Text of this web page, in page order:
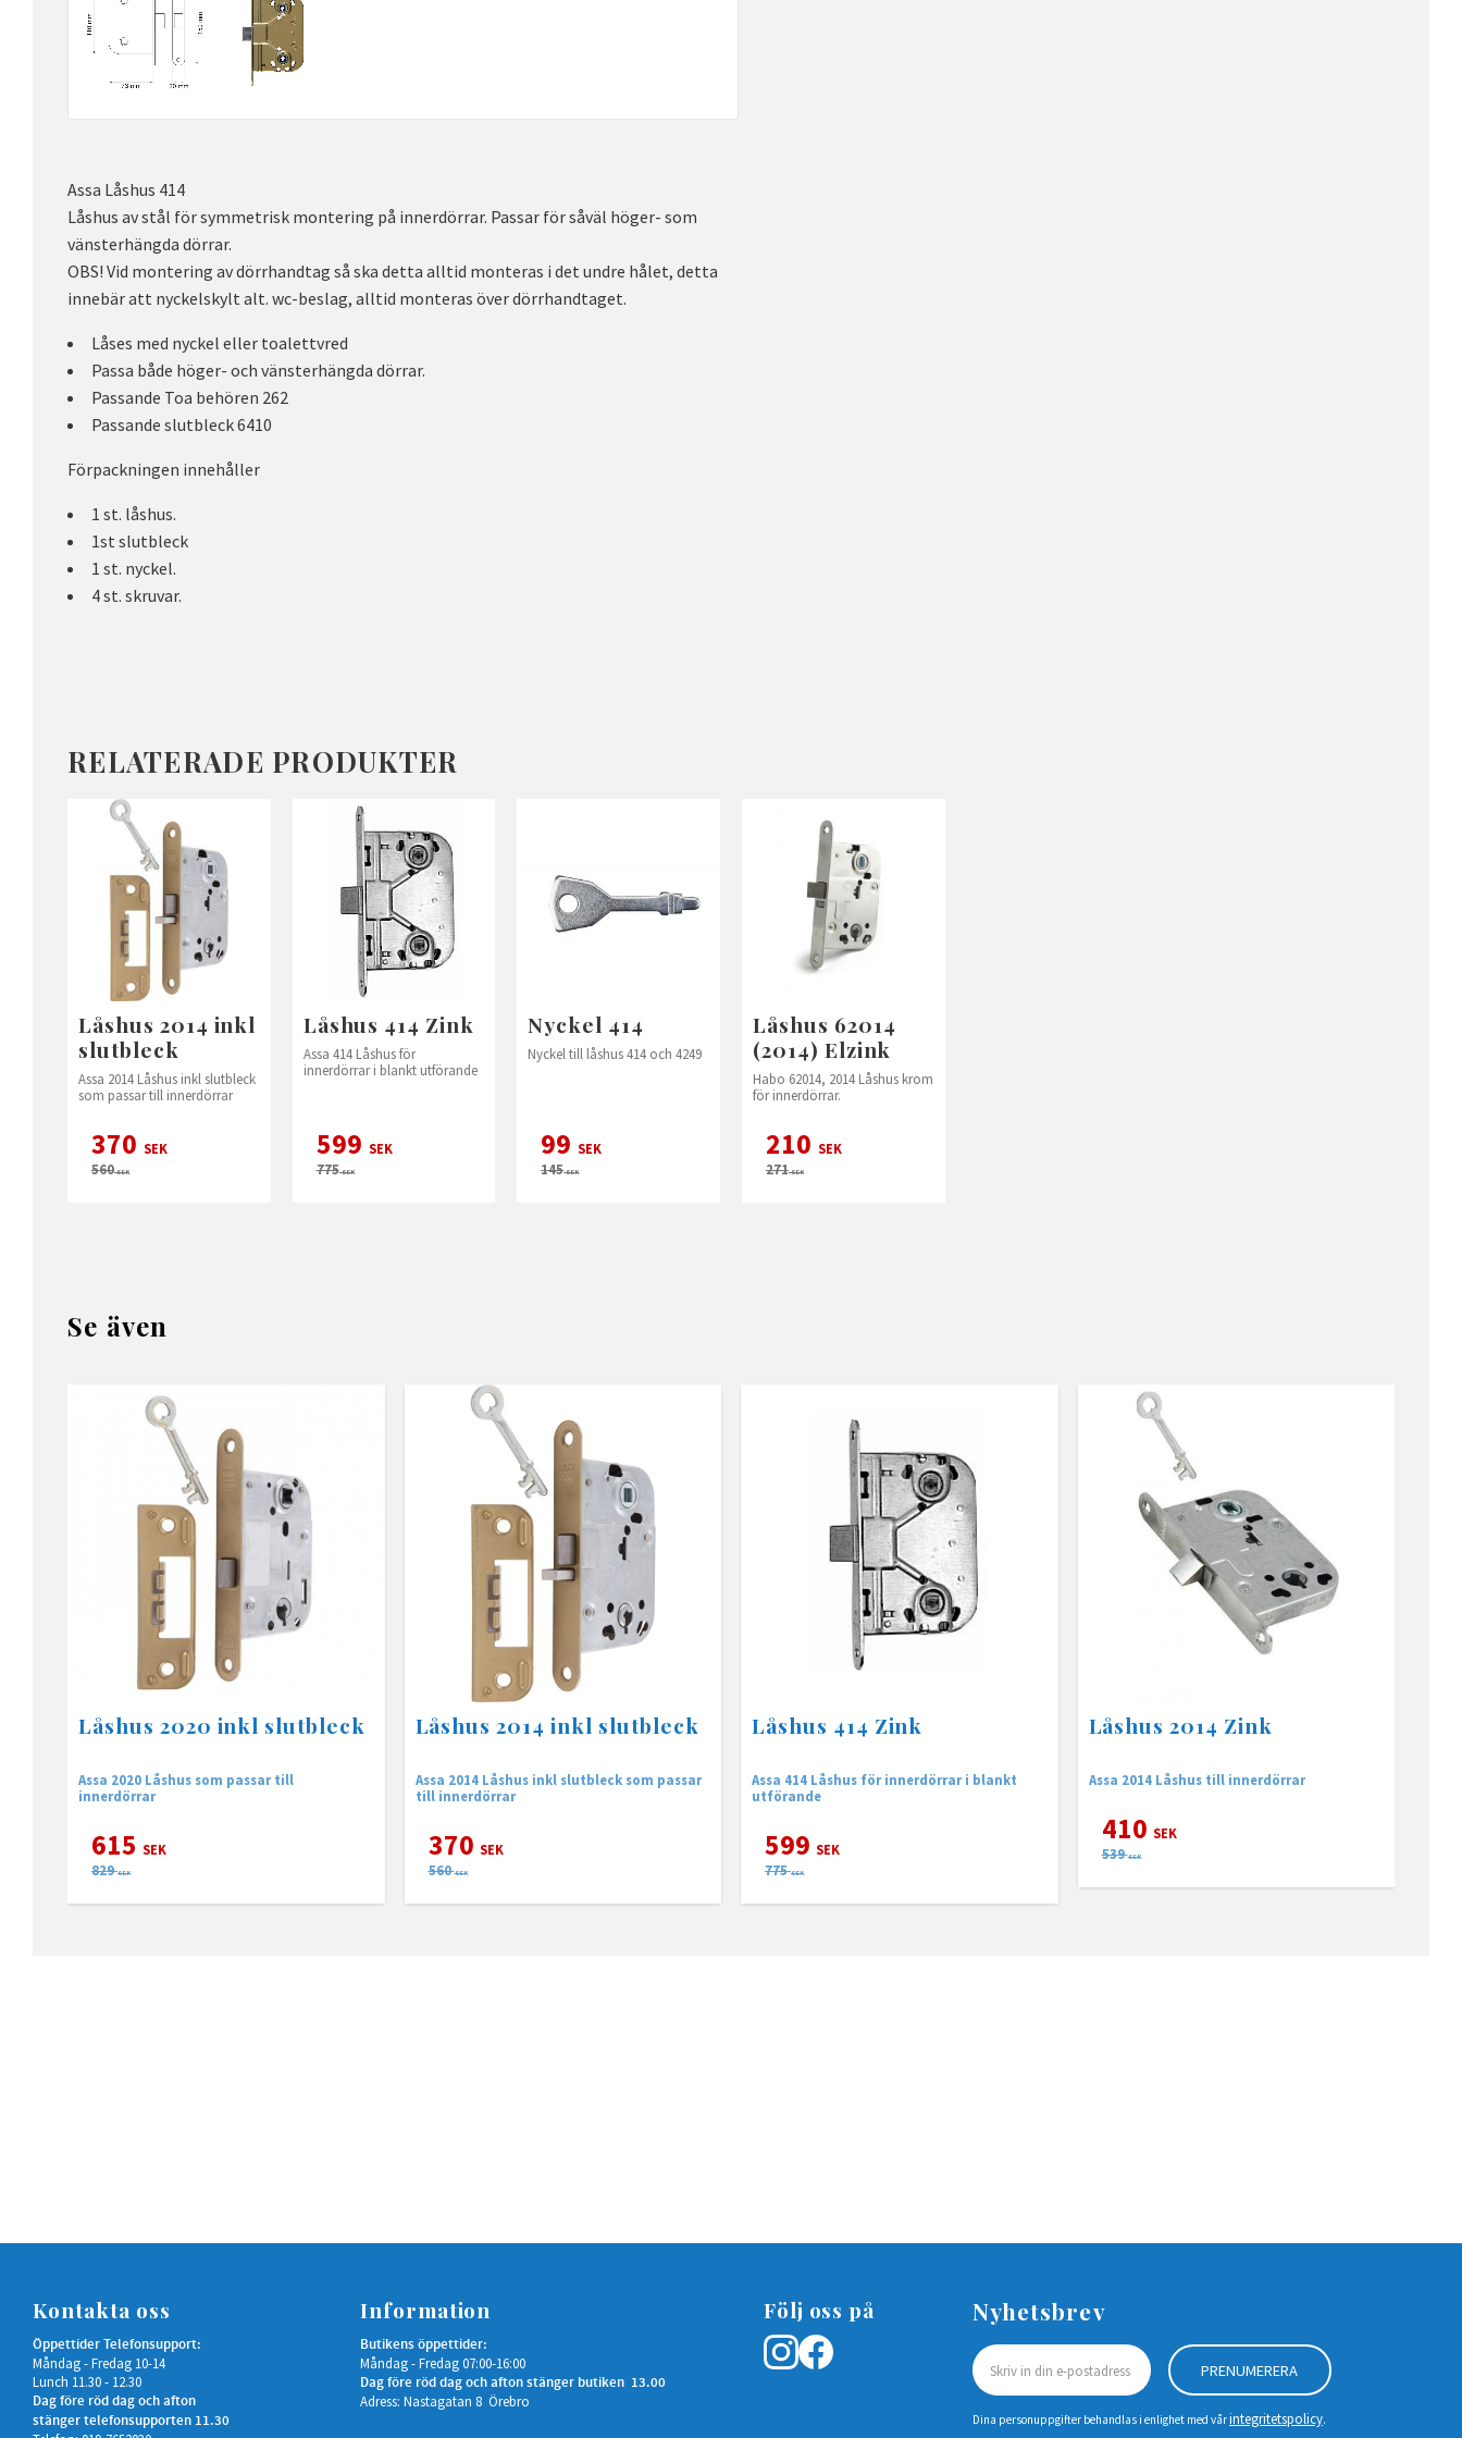
Assa Låshus 414
Låshus av stål för symmetrisk montering på innerdörrar. Passar för såväl höger- som
vänsterhängda dörrar.
OBS! Vid montering av dörrhandtag så ska detta alltid monteras i det undre hålet, detta
innebär att nyckelskylt alt. wc-beslag, alltid monteras över dörrhandtaget.
Låses med nyckel eller toalettvred
Passa både höger- och vänsterhängda dörrar.
Passande Toa behören 262
Passande slutbleck 6410
Förpackningen innehåller
1 st. låshus.
1st slutbleck
1 st. nyckel.
4 st. skruvar.
RELATERADE PRODUKTER
Låshus 2014 inkl
slutbleck
Assa 2014 Låshus inkl slutbleck
som passar till innerdörrar
370 SEK
560SEK
Låshus 414 Zink
Assa 414 Låshus för
innerdörrar i blankt utförande
599 SEK
775SEK
Nyckel 414
Nyckel till låshus 414 och 4249
99 SEK
145SEK
Låshus 62014
(2014) Elzink
Habo 62014, 2014 Låshus krom
för innerdörrar.
210 SEK
271SEK
Se även
Låshus 2020 inkl slutbleck
Assa 2020 Låshus som passar till
innerdörrar
615 SEK
829 SEK
Låshus 2014 inkl slutbleck
Assa 2014 Låshus inkl slutbleck som passar
till innerdörrar
370 SEK
560 SEK
Låshus 414 Zink
Assa 414 Låshus för innerdörrar i blankt
utförande
599 SEK
775 SEK
Låshus 2014 Zink
Assa 2014 Låshus till innerdörrar
410 SEK
539 SEK
Kontakta oss
Öppettider Telefonsupport:
Måndag - Fredag 10-14
Lunch 11.30 - 12.30
Dag före röd dag och afton
stänger telefonsupporten 11.30
Information
Butikens öppettider:
Måndag - Fredag 07:00-16:00
Dag före röd dag och afton stänger butiken 13.00
Adress: Nastagatan 8 Örebro
Följ oss på Nyhetsbrev
PRENUMERERA
Dina personuppgifter behandlas i enlighet med vårintegritetspolicy.